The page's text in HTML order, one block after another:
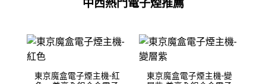
中西熱門電子煙推薦
東京魔盒電子煙主機-紅
東京魔盒電子煙主機-變